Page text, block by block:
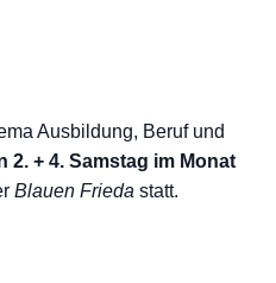
Ausbildung, Beruf und
2. + 4. Samstag im Monat
Blauen Frieda statt.